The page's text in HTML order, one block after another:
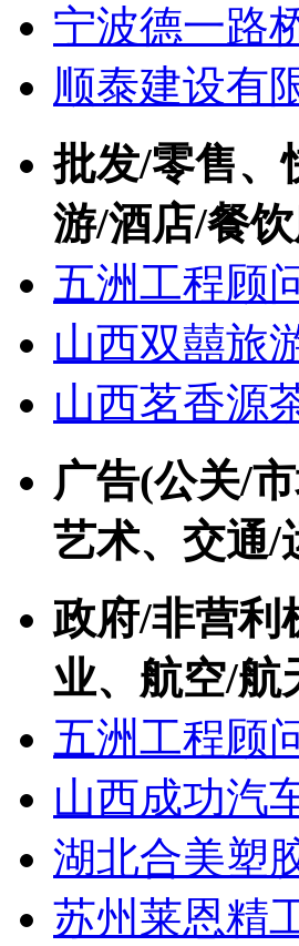
宁波德一路
顺泰建设有
批发/零售、
游/酒店/餐
五洲工程顾
山西双囍旅
山西茗香源
广告(公关/
艺术、交通/
政府/非营利
业、航空/航
五洲工程顾
山西成功汽
湖北合美塑
苏州莱恩精